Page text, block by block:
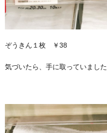
ぞうきん１枚 ￥38
気づいたら、手に取っていました